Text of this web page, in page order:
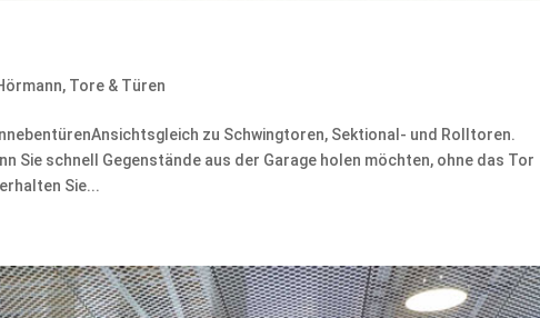
, Tore & Türen
zu Schwingtoren, Sektional- und Rolltoren.
Sie schnell Gegenstände aus der Garage holen möchten, ohne das Tor
Sie...